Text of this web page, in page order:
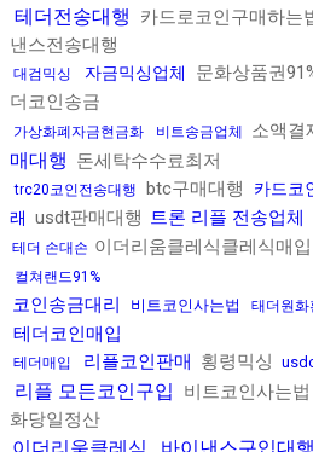
테더전송대행 카드로코인구매하는
낸스전송대행
대검믹싱 자금믹싱업체 문화상품권
더코인송금
가상화폐자금현금화 비트송금업체 소액결
매대행 돈세탁수수료최저
trc20코인전송대행 btc구매대행 카드코
래 usdt판매대행 트론 리플 전송업체
테더 손대손 이더리움클레식클레식매입
컬쳐랜드91%
코인송금대리 비트코인사는법 태더원화
테더코인매입
테더매입 리플코인판매 횡령믹싱
리플 모든코인구입 비트코인사는법
화당일정산